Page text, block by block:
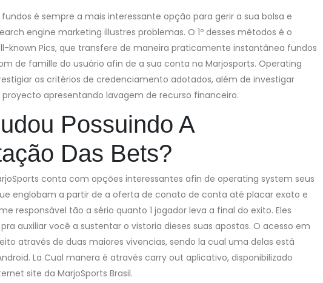
é sempre a mais interessante opção para gerir a sua bolsa e
engine marketing illustres problemas. O 1º desses métodos é o
known Pics, que transfere de maneira praticamente instantânea fundos
de famille do usuário afin de a sua conta na Marjosports. Operating
os critérios de credenciamento adotados, além de investigar
apresentando lavagem de recurso financeiro.
Possuindo A
Das Bets?
conta com opções interessantes afin de operating system seus
englobam a partir de a oferta de conato de conta até placar exato e
responsável tão a sério quanto 1 jogador leva a final do exito. Eles
auxiliar você a sustentar o vistoria dieses suas apostas. O acesso em
através de duas maiores vivencias, sendo la cual uma delas está
La Cual manera é através carry out aplicativo, disponibilizado
site da MarjoSports Brasil.